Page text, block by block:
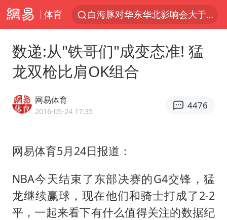
体育
白海豚对华东华北影响会大于巴威
以拒绝“和平委员会”的加沙和平计划
白海豚北上或致京津冀暴雨
美将每月供乌爱国者拦截导弹
国足U17与阿森纳决赛取消 并列冠军
数递:从"铁哥们"成变态准! 猛
龙双枪比肩OK组合
网易体育
2016-05-24 17:35
4476
网易体育5月24日报道：
NBA今天结束了东部决赛的G4交锋，猛
龙继续赢球，现在他们和骑士打成了2-2
平，一起来看下有什么值得关注的数据纪